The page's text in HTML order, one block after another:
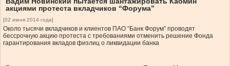
акциями протеста вкладчиков “Форума”
[02 июня 2014 года]
Около тысячи вкладчиков и клиентов ПАО “Банк Форум” проводят
бессрочную акцию протеста с требованиями отменить решение Фонда
гарантирования вкладов физлиц о ликвидации банка